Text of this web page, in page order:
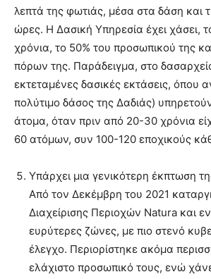
λεπτά της φωτιάς, μέσα στα δάση και
ώρες. Η Δασική Υπηρεσία έχει χάσει,
χρόνια, το 50% του προσωπικού της
πόρων της. Παράδειγμα, στο
εκτεταμένες δασικές εκτάσεις, όπου
πολύτιμο δάσος της Δαδιάς)
άτομα, όταν πριν από 20-30 χρόνια
60 ατόμων, συν 100-120 εποχικούς
Υπάρχει μια γενικότερη έκπτωση
Από τον Δεκέμβρη του 2021
Διαχείρισης Περιοχών Natura και
ευρύτερες ζώνες, με πιο στενό
έλεγχο. Περιορίστηκε ακόμα
ελάχιστο προσωπικό τους, ενώ